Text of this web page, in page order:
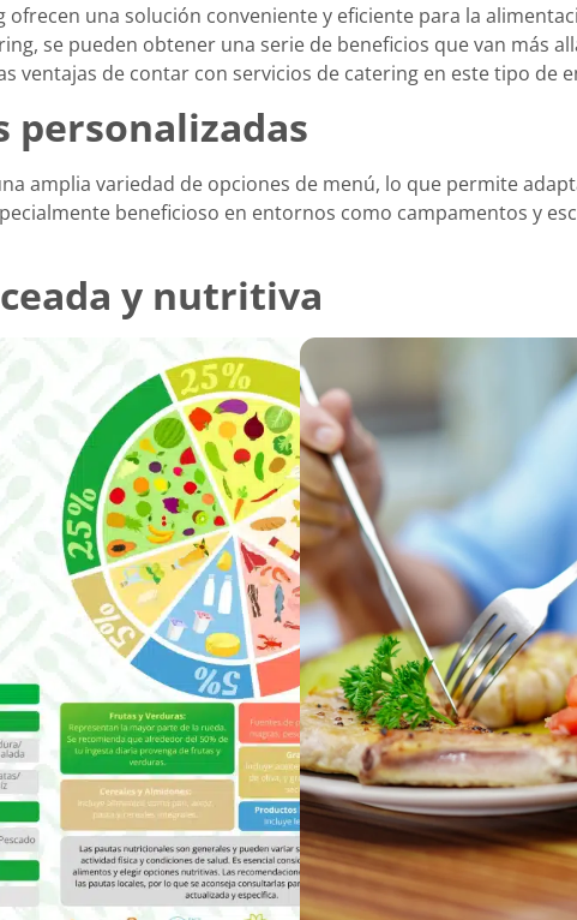
ofrecen una solución conveniente y eficiente para la
se pueden obtener una serie de beneficios que van más
ventajas de contar con servicios de catering en este tipo de
personalizadas
amplia variedad de opciones de menú, lo que permite
beneficioso en entornos como campamentos y
y nutritiva